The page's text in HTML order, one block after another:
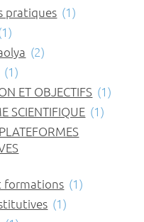
pratiques (1)
(2)
(1)
ET OBJECTIFS (1)
SCIENTIFIQUE (1)
formations (1)
(1)